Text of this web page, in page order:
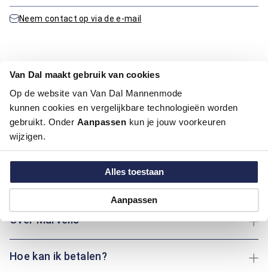
Van Dal maakt gebruik van cookies
Op de website van Van Dal Mannenmode
kunnen cookies en vergelijkbare technologieën worden
gebruikt. Onder Aanpassen kun je jouw voorkeuren
wijzigen.
Alles toestaan
Aanpassen
Neem contact op via de e-mail
Artikelnummer
1016159-20-2XL
Kleur:
Blauw/Navy
Materiaal:
100% Katoen
Pasvorm:
Motief:
Uni motief
Maatinformatie
Over Marvelis
Hoe kan ik betalen?